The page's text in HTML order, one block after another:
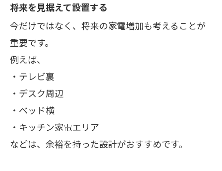
将来を見据えて設置する
今だけではなく、将来の家電増加も考えることが
重要です。
例えば、
・テレビ裏
・デスク周辺
・ベッド横
・キッチン家電エリア
などは、余裕を持った設計がおすすめです。